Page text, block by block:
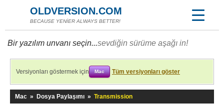
OLDVERSION.COM
BECAUSE YENİER ALWAYS BETTER!
Bir yazılım unvanı seçin...sevdiğin sürüme aşağı in!
Versiyonları göstermek için Mac Tüm versiyonları göster
Mac » Dosya Paylaşımı » Transmission